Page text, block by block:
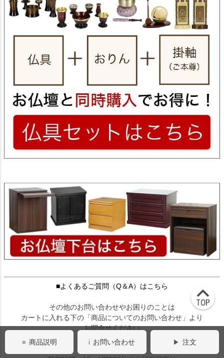
■よくあるご質問（Q＆A）はこちら
その他のお問い合わせやお困りのことは
カートに入れる下の「商品についてのお問い合わせ」より
お問合せください
商品説明 お問い合わせ 注文